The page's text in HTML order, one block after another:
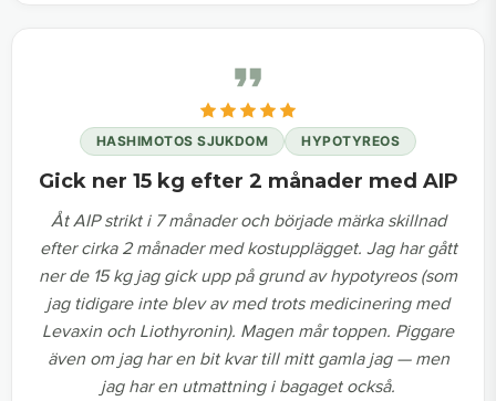
HASHIMOTOS SJUKDOM HYPOTYREOS
Gick ner 15 kg efter 2 månader med AIP
Åt AIP strikt i 7 månader och började märka skillnad
efter cirka 2 månader med kostupplägget. Jag har gått
ner de 15 kg jag gick upp på grund av hypotyreos (som
jag tidigare inte blev av med trots medicinering med
Levaxin och Liothyronin). Magen mår toppen. Piggare
även om jag har en bit kvar till mitt gamla jag — men
jag har en utmattning i bagaget också.